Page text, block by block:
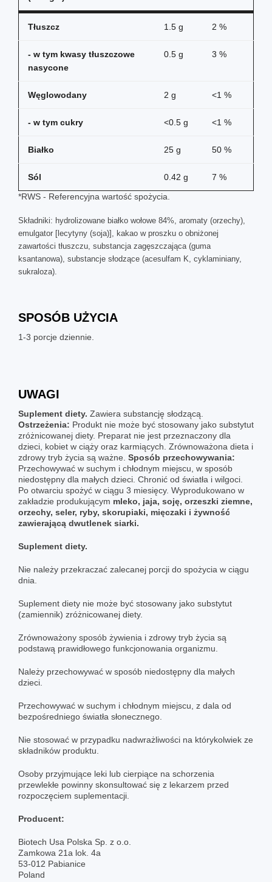
Tłuszcz 1.5 g 2 %
- w tym kwasy tłuszczowe
nasycone
0.5 g 3 %
Węglowodany 2 g <1 %
- w tym cukry <0.5 g <1 %
Białko 25 g 50 %
Sól 0.42 g
7 %
*RWS - Referencyjna wartość spożycia.
Składniki: hydrolizowane białko wołowe 84%, aromaty (orzechy),
emulgator [lecytyny (soja)], kakao w proszku o obniżonej
zawartości tłuszczu, substancja zagęszczająca (guma
ksantanowa), substancje słodzące (acesulfam K, cyklaminiany,
sukraloza).
SPOSÓB UŻYCIA
1-3 porcje dziennie.
UWAGI
Suplement diety. Zawiera substancję słodzącą.
Ostrzeżenia: Produkt nie może być stosowany jako substytut
zróżnicowanej diety. Preparat nie jest przeznaczony dla
dzieci, kobiet w ciąży oraz karmiących. Zrównoważona dieta i
zdrowy tryb życia są ważne. Sposób przechowywania:
Przechowywać w suchym i chłodnym miejscu, w sposób
niedostępny dla małych dzieci. Chronić od światła i wilgoci.
Po otwarciu spożyć w ciągu 3 miesięcy. Wyprodukowano w
zakładzie produkującym mleko, jaja, soję, orzeszki ziemne,
orzechy, seler, ryby, skorupiaki, mięczaki i żywność
zawierającą dwutlenek siarki.
Suplement diety.
Nie należy przekraczać zalecanej porcji do spożycia w ciągu
dnia.
Suplement diety nie może być stosowany jako substytut
(zamiennik) zróżnicowanej diety.
Zrównoważony sposób żywienia i zdrowy tryb życia są
podstawą prawidłowego funkcjonowania organizmu.
Należy przechowywać w sposób niedostępny dla małych
dzieci.
Przechowywać w suchym i chłodnym miejscu, z dala od
bezpośredniego światła słonecznego.
Nie stosować w przypadku nadwrażliwości na którykolwiek ze
składników produktu.
Osoby przyjmujące leki lub cierpiące na schorzenia
przewlekłe powinny skonsultować się z lekarzem przed
rozpoczęciem suplementacji.
Producent:
Biotech Usa Polska Sp. z o.o.
Zamkowa 21a lok. 4a
53-012 Pabianice
Poland